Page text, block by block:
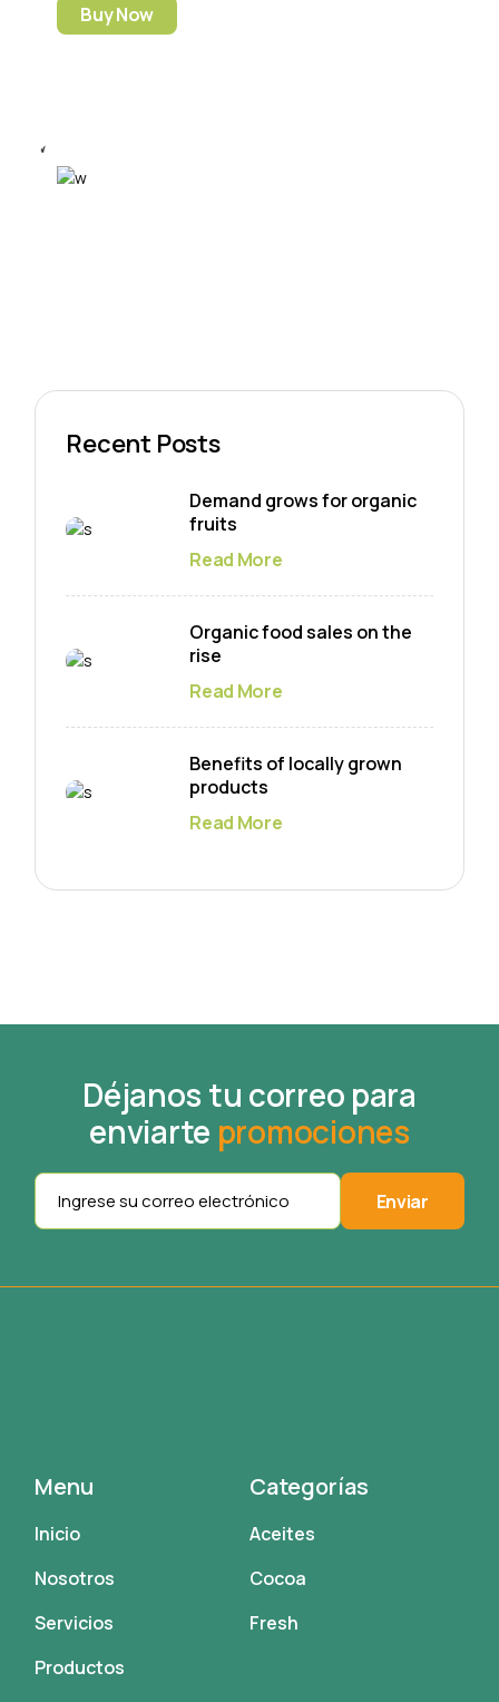
Buy Now
Recent Posts
Demand grows for organic
fruits
Read More
Organic food sales on the
rise
Read More
Benefits of locally grown
products
Read More
Déjanos tu correo para
enviarte promociones
Enviar
Menu
Inicio
Nosotros
Servicios
Productos
Categorías
Aceites
Cocoa
Fresh